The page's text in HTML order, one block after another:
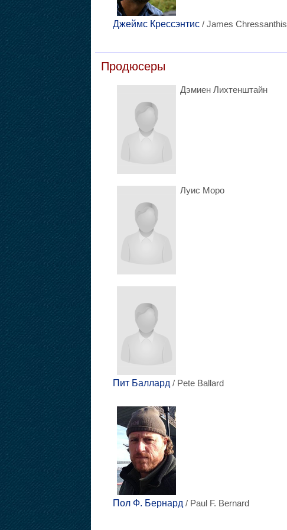
Джеймс Крессэнтис/ James Chressanthis
Продюсеры
Дэмиен Лихтенштайн
Луис Моро
Пит Баллард / Pete Ballard
Пол Ф. Бернард / Paul F. Bernard